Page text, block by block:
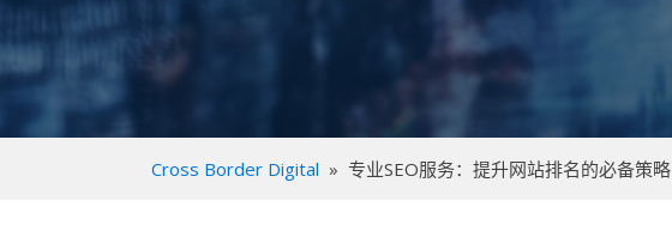
Cross Border Digital » 专业SEO服务：提升网站排名的必备策略